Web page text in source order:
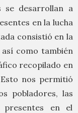
se desarrollan a
en la lucha
consistió en la
como también
recopilado en
nos permitió
pobladores, las
presentes en el